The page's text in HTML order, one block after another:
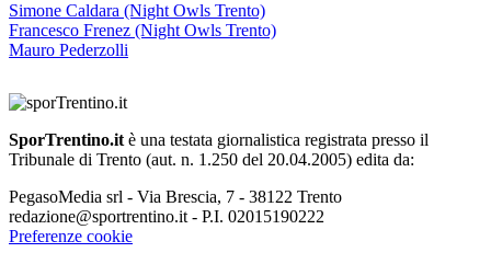
Simone Caldara (Night Owls Trento)
Francesco Frenez (Night Owls Trento)
Mauro Pederzolli
SporTrentino.it è una testata giornalistica registrata presso il
Tribunale di Trento (aut. n. 1.250 del 20.04.2005) edita da:
PegasoMedia srl - Via Brescia, 7 - 38122 Trento
redazione@sportrentino.it - P.I. 02015190222
Preferenze cookie